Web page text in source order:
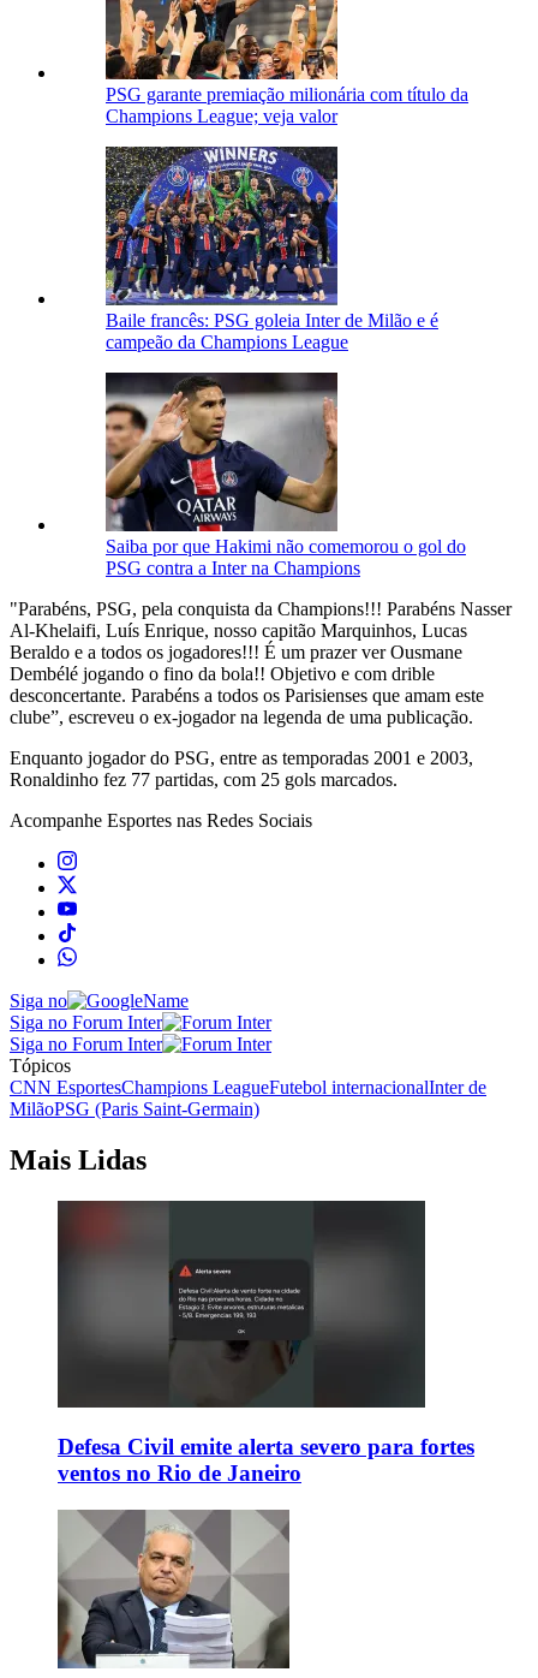
PSG garante premiação milionária com título da
Champions League; veja valor
Baile francês: PSG goleia Inter de Milão e é
campeão da Champions League
Saiba por que Hakimi não comemorou o gol do
PSG contra a Inter na Champions
"Parabéns, PSG, pela conquista da Champions!!! Parabéns Nasser
Al-Khelaifi, Luís Enrique, nosso capitão Marquinhos, Lucas
Beraldo e a todos os jogadores!!! É um prazer ver Ousmane
Dembélé jogando o fino da bola!! Objetivo e com drible
desconcertante. Parabéns a todos os Parisienses que amam este
clube”, escreveu o ex-jogador na legenda de uma publicação.
Enquanto jogador do PSG, entre as temporadas 2001 e 2003,
Ronaldinho fez 77 partidas, com 25 gols marcados.
Acompanhe Esportes nas Redes Sociais
Siga no
Siga no Forum Inter
Siga no Forum Inter
Tópicos
CNN EsportesChampions LeagueFutebol internacionalInter de
MilãoPSG (Paris Saint-Germain)
Mais Lidas
Defesa Civil emite alerta severo para fortes
ventos no Rio de Janeiro